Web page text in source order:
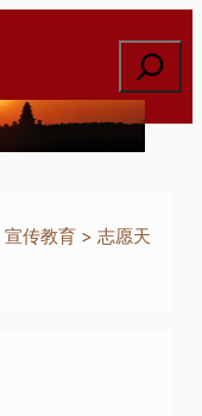
索
宣传教育> 志愿天